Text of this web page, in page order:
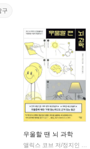
구
우울할 땐 뇌 과학
앨릭스 코브 저/정지인 역